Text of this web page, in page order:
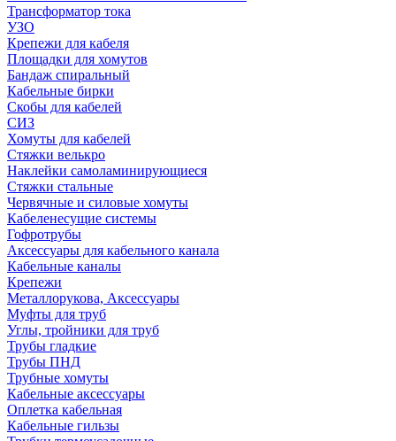
Трансформатор тока
УЗО
Крепежи для кабеля
Площадки для хомутов
Бандаж спиральный
Кабельные бирки
Cкобы для кабелей
СИЗ
Хомуты для кабелей
Стяжки велькро
Наклейки самоламинирующиеся
Стяжки стальные
Червячные и силовые хомуты
Кабеленесущие системы
Гофротрубы
Аксессуары для кабельного канала
Кабельные каналы
Крепежи
Металлорукова, Аксессуары
Муфты для труб
Углы, тройники для труб
Трубы гладкие
Трубы ПНД
Трубные хомуты
Кабельные аксессуары
Оплетка кабельная
Кабельные гильзы